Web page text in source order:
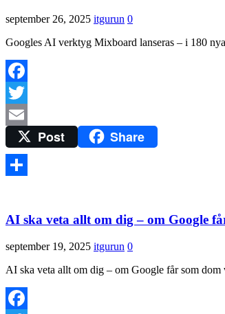
september 26, 2025 itgurun 0
Googles AI verktyg Mixboard lanseras – i 180
Facebook
Twitter
Email
Post Share
AI ska veta allt om dig – om Google
september 19, 2025 itgurun 0
AI ska veta allt om dig – om Google får som